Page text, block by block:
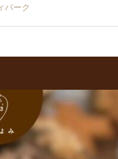
パーク